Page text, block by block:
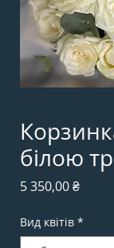
білою
5 350,00 ₴Ціна
Вид квітів *